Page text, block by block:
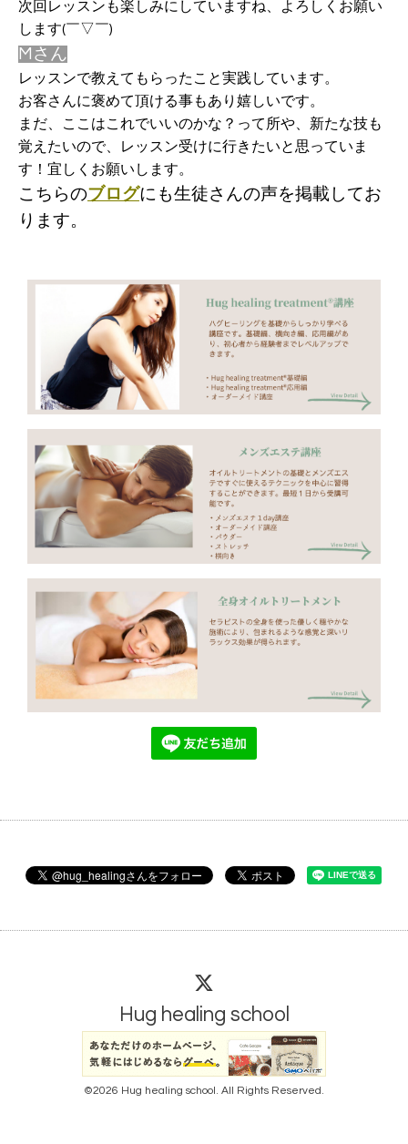
次回レッスンも楽しみにしていますね、よろしくお願い
します(￣▽￣)
Mさん
レッスンで教えてもらったこと実践しています。
お客さんに褒めて頂ける事もあり嬉しいです。
まだ、ここはこれでいいのかな？って所や、新たな技も
覚えたいので、レッスン受けに行きたいと思っていま
す！宜しくお願いします。
こちらのブログにも生徒さんの声を掲載してお
ります。
Hug healing school
©2026 Hug healing school . All Rights Reserved.